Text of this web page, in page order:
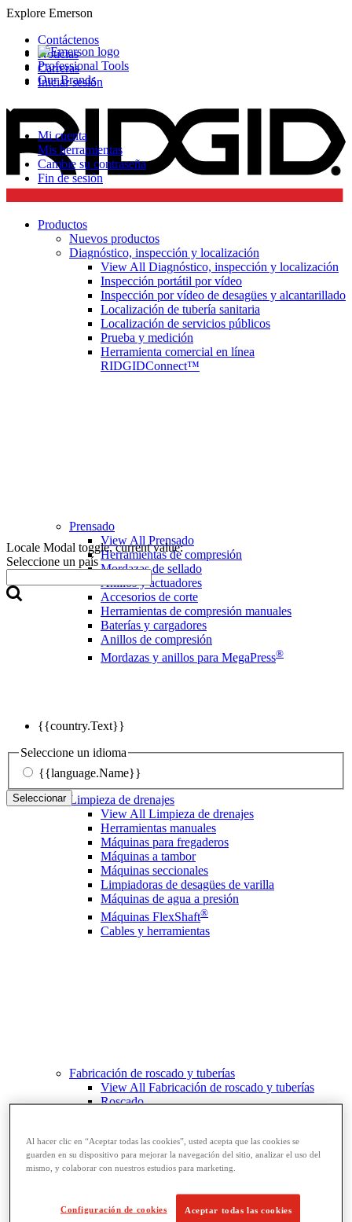
Explore Emerson
Professional Tools
Our Brands
Contáctenos
Noticias
Carreras
Iniciar sesión
Mi cuenta
Mis herramientas
Cambie su contraseña
Fin de sesión
Locale Modal toggle, current value:
Seleccione un país
{{country.Text}}
Seleccione un idioma
{{language.Name}}
Seleccionar
Productos
Nuevos productos
Diagnóstico, inspección y localización
View All Diagnóstico, inspección y localización
Inspección portátil por vídeo
Inspección por vídeo de desagües y alcantarillado
Localización de tubería sanitaria
Localización de servicios públicos
Prueba y medición
Herramienta comercial en línea
RIDGIDConnect™
Prensado
View All Prensado
Herramientas de compresión
Mordazas de sellado
Anillos y actuadores
Accesorios de corte
Herramientas de compresión manuales
Baterías y cargadores
Anillos de compresión
Mordazas y anillos para MegaPress®
Limpieza de drenajes
View All Limpieza de drenajes
Herramientas manuales
Máquinas para fregaderos
Máquinas a tambor
Máquinas seccionales
Limpiadoras de desagües de varilla
Máquinas de agua a presión
Máquinas FlexShaft®
Cables y herramientas
Fabricación de roscado y tuberías
View All Fabricación de roscado y tuberías
Roscado
Prensas y soportes de tornillo para tubos
Corte y fabricación de tubos
Al hacer clic en “Aceptar todas las cookies”, usted acepta que las cookies se
guarden en su dispositivo para mejorar la navegación del sitio, analizar el uso del
mismo, y colaborar con nuestros estudios para marketing.
Configuración de cookies Aceptar todas las cookies